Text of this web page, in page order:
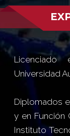
Universidad
Diplomados
y en Función
Instituto